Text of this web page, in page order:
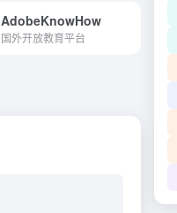
AdobeKnowHow
国外开放教育平台